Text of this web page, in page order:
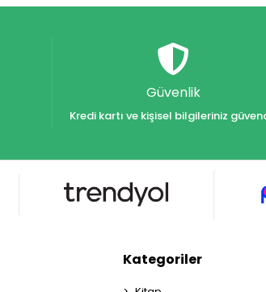
Güvenlik
Kredi kartı ve kişisel bilgileriniz
Kategoriler